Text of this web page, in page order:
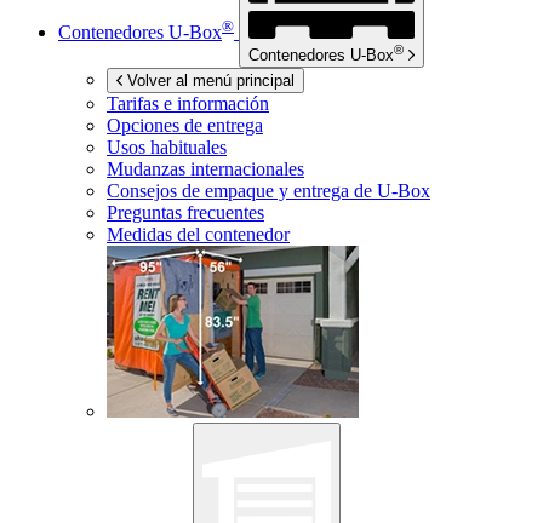
Contenedores U-Box®
Contenedores U-Box®
Volver al menú principal
Tarifas e información
Opciones de entrega
Usos habituales
Mudanzas internacionales
Consejos de empaque y entrega de U-Box
Preguntas frecuentes
Medidas del contenedor